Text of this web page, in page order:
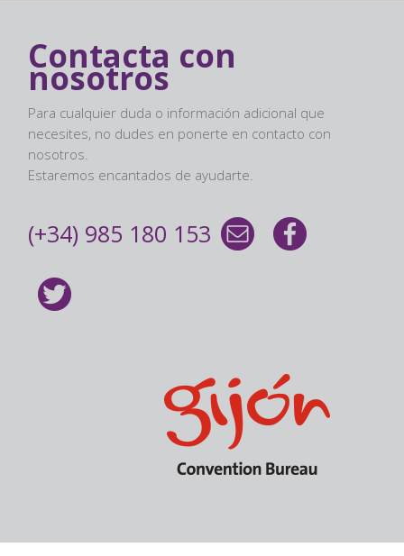
Contacta con
nosotros
Para cualquier duda o información adicional que
necesites, no dudes en ponerte en contacto con
nosotros.
Estaremos encantados de ayudarte.
(+34) 985 180 153